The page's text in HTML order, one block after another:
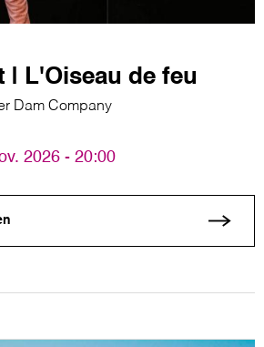
| L'Oiseau de feu
Dam Company
2026 - 20:00